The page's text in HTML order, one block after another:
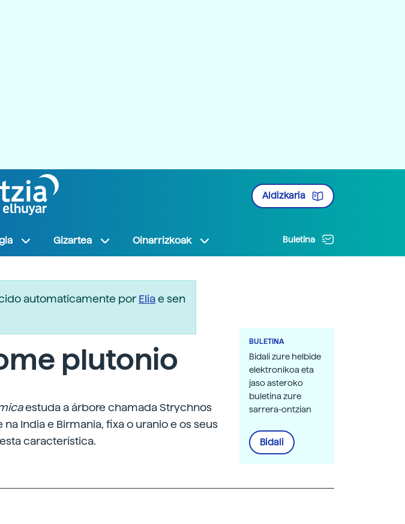
Aldizkaria
Gizartea Oinarrizkoak Buletina
automaticamente porEliae sen
plutonio
estuda a árbore chamada Strychnos
India e Birmania, fixa o uranio e os seus
característica.
BULETINA
Bidali zure helbide
elektronikoa eta
jaso asteroko
buletina zure
sarrera-ontzian
Bidali